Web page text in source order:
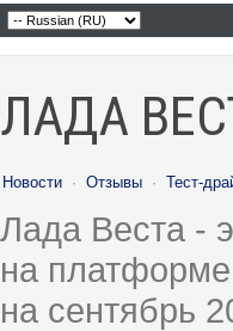
ЛАДА
Новости · Отзывы · Тест-
Лада Веста -
на
на сентябрь